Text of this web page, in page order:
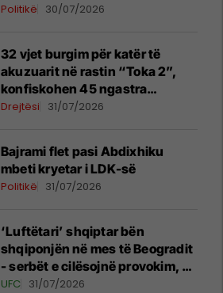
Politikë 30/07/2026
32 vjet burgim për katër të
akuzuarit në rastin “Toka 2”,
konfiskohen 45 ngastra
kadastrale
Drejtësi 31/07/2026
Bajrami flet pasi Abdixhiku
mbeti kryetar i LDK-së
Politikë 31/07/2026
‘Luftëtari’ shqiptar bën
shqiponjën në mes të Beogradit
- serbët e cilësojnë provokim, ai
e cilëson simbol të identitetit
UFC 31/07/2026